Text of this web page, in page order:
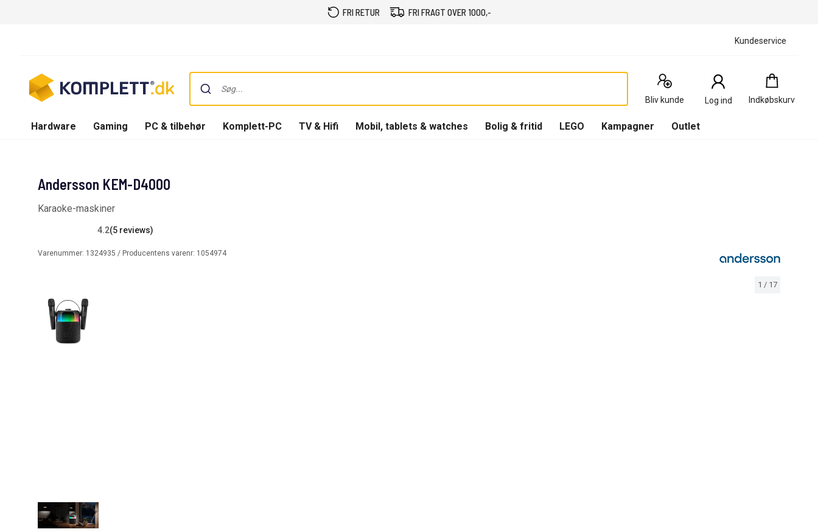
FRI RETUR FRI FRAGT OVER 1000,-
Kundeservice
Bliv kunde Log ind Indkøbskurv
Indkøbskurv
0
Produkter
Hardware Gaming PC & tilbehør Komplett-PC TV & Hifi Mobil, tablets & watches Bolig & fritid LEGO Kampagner Outlet
1 / 17
Andersson KEM-D4000
Karaoke-maskiner
4.2(5 reviews)
Varenummer: 1324935 / Producentens varenr: 1054974